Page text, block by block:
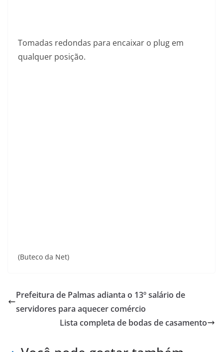
Tomadas redondas para encaixar o plug em
qualquer posição.
(Buteco da Net)
Prefeitura de Palmas adianta o 13º salário de
servidores para aquecer comércio
Lista completa de bodas de casamento